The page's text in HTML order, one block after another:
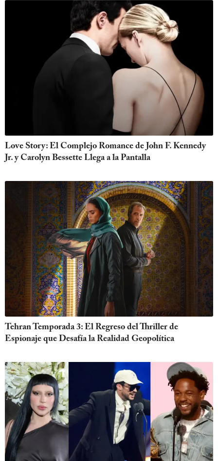
Love Story: El Complejo Romance de John F. Kennedy
Jr. y Carolyn Bessette Llega a la Pantalla
Tehran Temporada 3: El Regreso del Thriller de
Espionaje que Desafía la Realidad Geopolítica